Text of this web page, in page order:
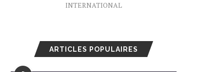
INTERNATIONAL
ARTICLES POPULAIRES